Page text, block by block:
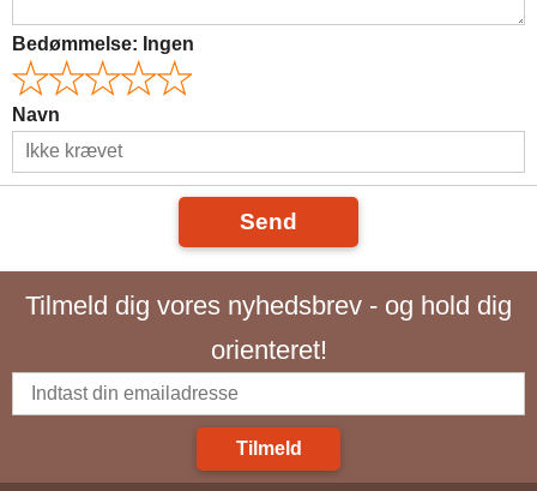
Bedømmelse: Ingen
Navn
Send
Tilmeld dig vores nyhedsbrev - og hold dig
orienteret!
Tilmeld